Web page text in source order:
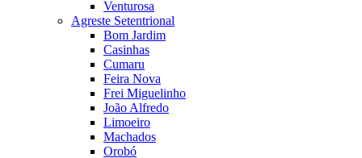
Venturosa
Agreste Setentrional
Bom Jardim
Casinhas
Cumaru
Feira Nova
Frei Miguelinho
João Alfredo
Limoeiro
Machados
Orobó